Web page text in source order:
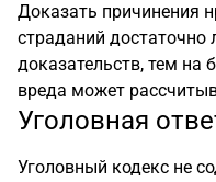
Доказать причинения
страданий достаточно
доказательств, тем
вреда может
Уголовная
Уголовный кодекс не